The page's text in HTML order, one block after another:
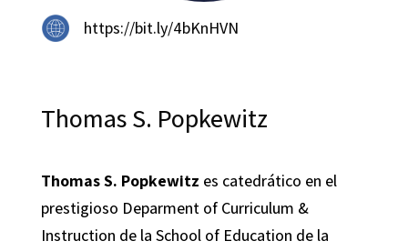
https://bit.ly/4bKnHVN
Thomas S. Popkewitz
Thomas S. Popkewitz es catedrático en el
prestigioso Deparment of Curriculum &
Instruction de la School of Education de la